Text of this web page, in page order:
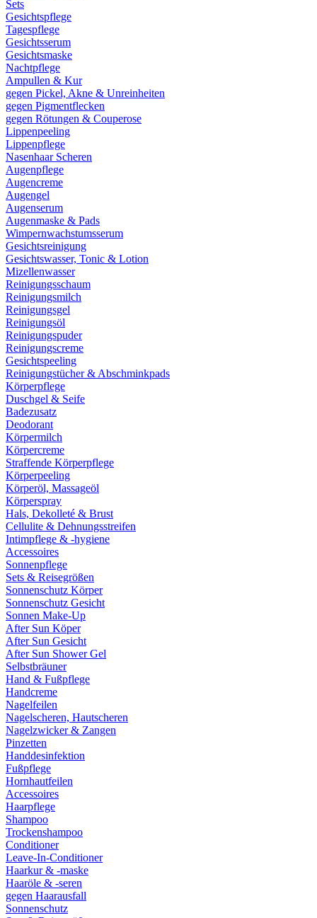
Sets
Gesichtspflege
Tagespflege
Gesichtsserum
Gesichtsmaske
Nachtpflege
Ampullen & Kur
gegen Pickel, Akne & Unreinheiten
gegen Pigmentflecken
gegen Rötungen & Couperose
Lippenpeeling
Lippenpflege
Nasenhaar Scheren
Augenpflege
Augencreme
Augengel
Augenserum
Augenmaske & Pads
Wimpernwachstumsserum
Gesichtsreinigung
Gesichtswasser, Tonic & Lotion
Mizellenwasser
Reinigungsschaum
Reinigungsmilch
Reinigungsgel
Reinigungsöl
Reinigungspuder
Reinigungscreme
Gesichtspeeling
Reinigungstücher & Abschminkpads
Körperpflege
Duschgel & Seife
Badezusatz
Deodorant
Körpermilch
Körpercreme
Straffende Körperpflege
Körperpeeling
Körperöl, Massageöl
Körperspray
Hals, Dekolleté & Brust
Cellulite & Dehnungsstreifen
Intimpflege & -hygiene
Accessoires
Sonnenpflege
Sets & Reisegrößen
Sonnenschutz Körper
Sonnenschutz Gesicht
Sonnen Make-Up
After Sun Köper
After Sun Gesicht
After Sun Shower Gel
Selbstbräuner
Hand & Fußpflege
Handcreme
Nagelfeilen
Nagelscheren, Hautscheren
Nagelzwicker & Zangen
Pinzetten
Handdesinfektion
Fußpflege
Hornhautfeilen
Accessoires
Haarpflege
Shampoo
Trockenshampoo
Conditioner
Leave-In-Conditioner
Haarkur & -maske
Haaröle & -seren
gegen Haarausfall
Sonnenschutz